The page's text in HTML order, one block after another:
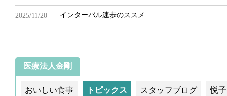
2025/11/20 インターバル速歩のススメ
医療法人金剛
おいしい食事 トピックス スタッフブログ 悦